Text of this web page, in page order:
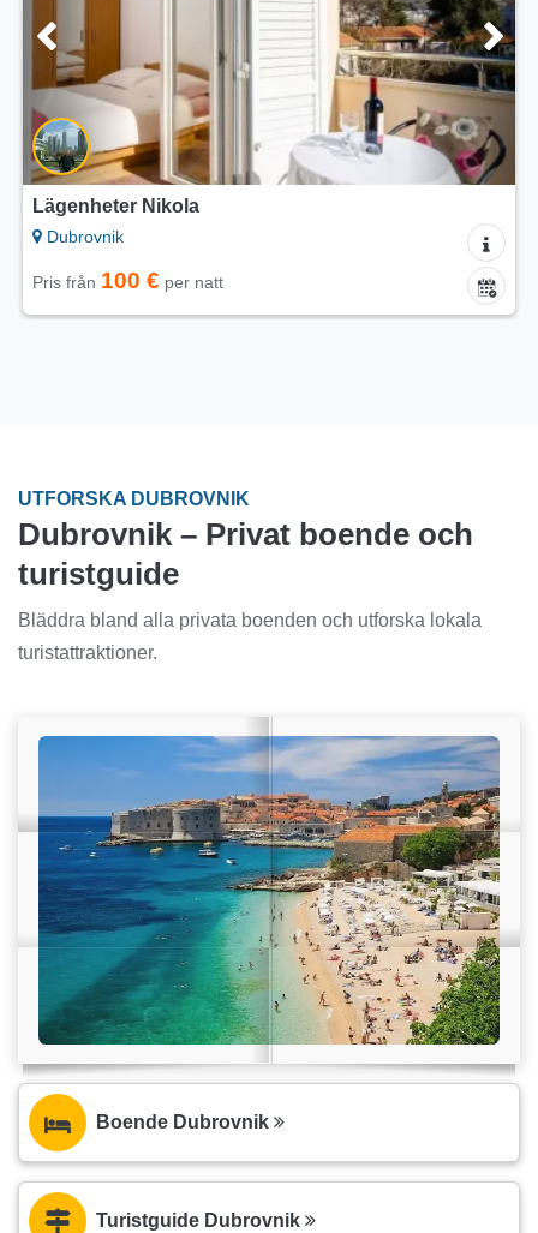
Nikola
100 €per natt Pris från
UTFORSKA DUBROVNIK
Dubrovnik – Privat boende och
turistguide
Bläddra bland alla privata boenden och utforska lokala
turistattraktioner.
Boende Dubrovnik
Turistguide Dubrovnik